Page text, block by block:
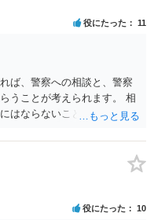
関しては、犯罪被害者支援
ということであれば、弁護
度が使える可能性もありま
で、弁護士が対応をするこ
に行ってから弁護士に相談
のない生活に戻れますよ
役にたった 11
ば、警察への相談と、警察
うことが考えられます。 相
はならないことも懸念され
規制法違反、脅迫での告訴
が必要な事案だと考えま
役にたった 10